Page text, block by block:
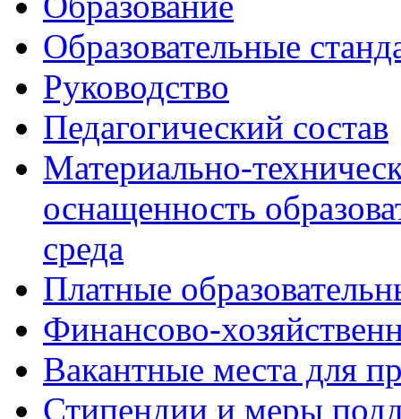
Образовательные
Руководство
Педагогический состав
Материально-
оснащенность
среда
Платные
Финансово-
Вакантные места для
Стипендии и меры